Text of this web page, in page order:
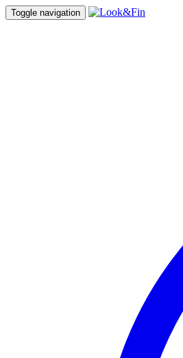
Toggle navigation